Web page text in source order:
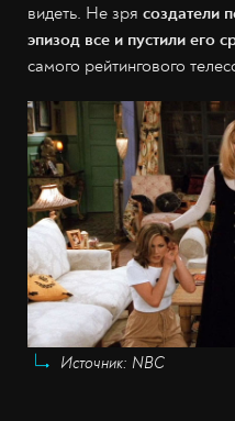
видеть. Не зря создатели
эпизод все и пустили его
самого рейтингового
Источник: NBC